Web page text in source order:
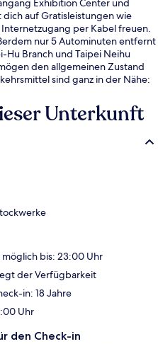
Exhibition Center und
dich auf Gratisleistungen wie
per Kabel freuen.
nur 5 Autominuten entfernt
Hu Branch und Taipei Neihu
den allgemeinen Zustand
sind ganz in der Nähe:
Unterkunft
möglich bis: 23:00 Uhr
der Verfügbarkeit
in: 18 Jahre
Uhr
den Check-in